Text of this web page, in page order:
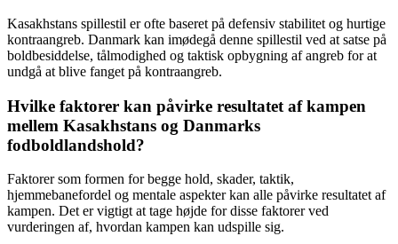
Kasakhstans spillestil er ofte baseret på defensiv stabilitet og hurtige
kontraangreb. Danmark kan imødegå denne spillestil ved at satse på
boldbesiddelse, tålmodighed og taktisk opbygning af angreb for at
undgå at blive fanget på kontraangreb.
Hvilke faktorer kan påvirke resultatet af kampen
mellem Kasakhstans og Danmarks
fodboldlandshold?
Faktorer som formen for begge hold, skader, taktik,
hjemmebanefordel og mentale aspekter kan alle påvirke resultatet af
kampen. Det er vigtigt at tage højde for disse faktorer ved
vurderingen af, hvordan kampen kan udspille sig.